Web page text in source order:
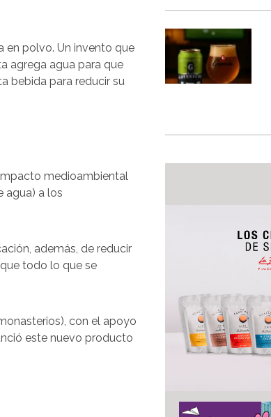
en polvo. Un invento que
agrega agua para que
bebida para reducir su
medioambiental
agua) a los
además, de reducir
todo lo que se
con el apoyo
este nuevo producto